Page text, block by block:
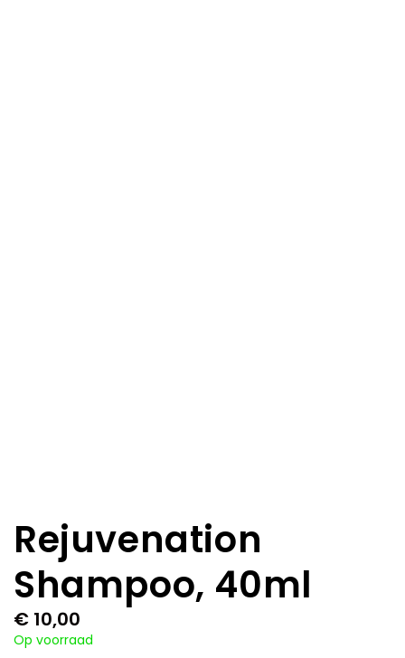
Rejuvenation
Shampoo, 40ml
€ 10,00
Op voorraad